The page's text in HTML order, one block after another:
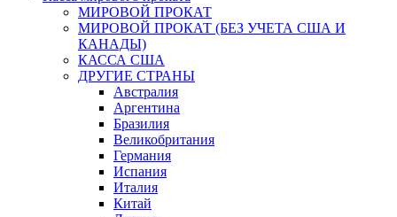
МИРОВОЙ ПРОКАТ
МИРОВОЙ ПРОКАТ (БЕЗ УЧЕТА США И
КАНАДЫ)
КАССА США
ДРУГИЕ СТРАНЫ
Австралия
Аргентина
Бразилия
Великобритания
Германия
Испания
Италия
Китай